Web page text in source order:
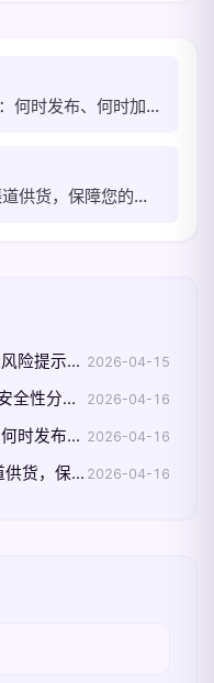
Ledger｜安全警示的升级机制：何时发布、何时加急、何时复盘
Ledger 源头渠道采购：正规渠道供货，保障您的加密资产更稳妥
Ledger｜安全警示发布规范：让风险提示真正可执行 2026-04-15
区块资产硬件钱包冷存储方案的安全性分析｜以 Ledger 为例 2026-04-16
Ledger｜安全警示的升级机制：何时发布、何时加急、何时复盘 2026-04-16
Ledger 源头渠道采购：正规渠道供货，保障您的加密资产更稳妥 2026-04-16